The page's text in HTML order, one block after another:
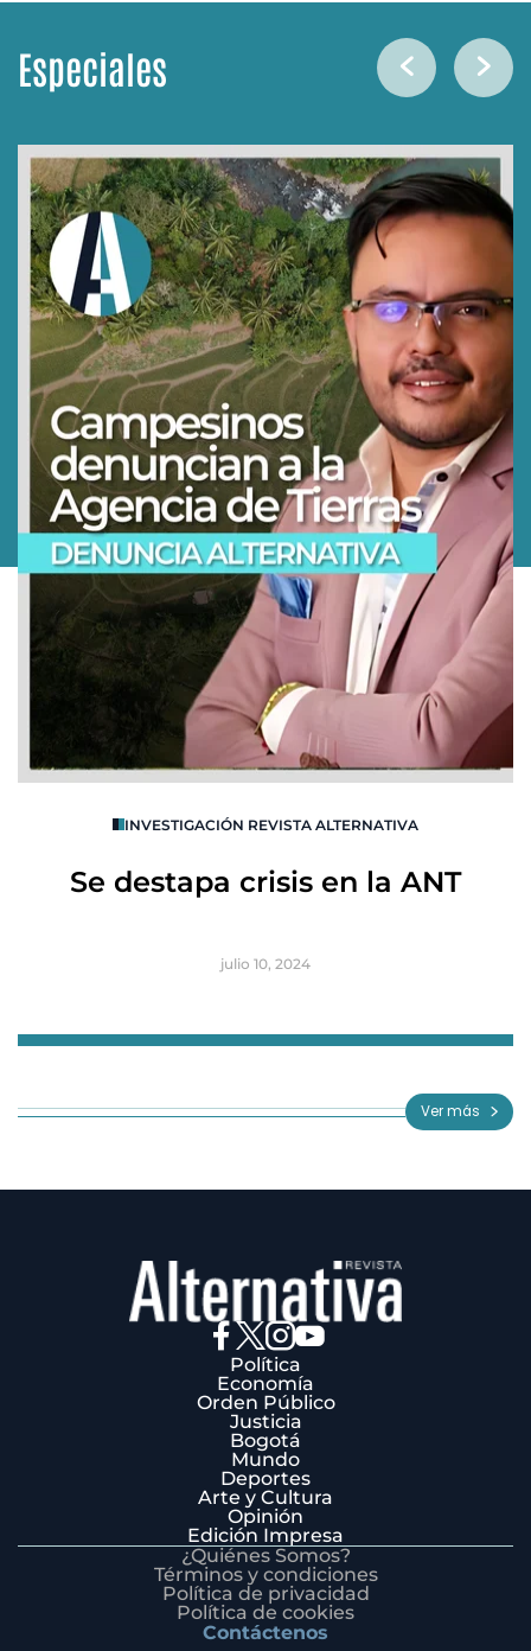
Especiales
INVESTIGACIÓN REVISTA ALTERNATIVA
Se destapa crisis en la ANT
julio 10, 2024
3
Ver más
Política
Economía
Orden Público
Justicia
Bogotá
Mundo
Deportes
Arte y Cultura
Opinión
Edición Impresa
¿Quiénes Somos?
Términos y condiciones
Política de privacidad
Política de cookies
Contáctenos